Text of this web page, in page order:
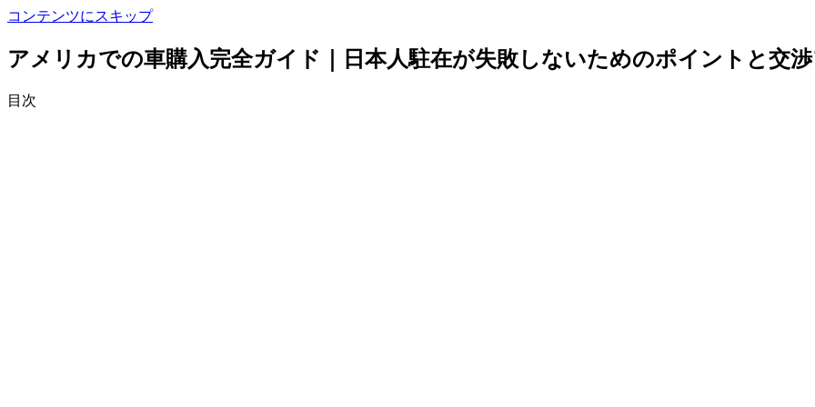
コンテンツにスキップ
アメリカでの車購入完全ガイド｜日本人駐在が失敗しないためのポイントと交
目次